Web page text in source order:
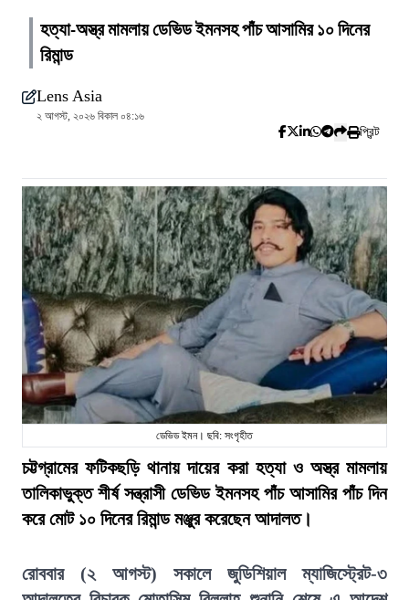
হত্যা-অস্ত্র মামলায় ডেভিড ইমনসহ পাঁচ আসামির ১০ দিনের
রিমান্ড
Lens Asia
২ আগস্ট, ২০২৬ বিকাল ০৪:১৬
প্রিন্ট
ডেভিড ইমন। ছবি: সংগৃহীত
চট্টগ্রামের ফটিকছড়ি থানায় দায়ের করা হত্যা ও অস্ত্র মামলায়
তালিকাভুক্ত শীর্ষ সন্ত্রাসী ডেভিড ইমনসহ পাঁচ আসামির পাঁচ দিন
করে মোট ১০ দিনের রিমান্ড মঞ্জুর করেছেন আদালত।
রোববার (২ আগস্ট) সকালে জুডিশিয়াল ম্যাজিস্ট্রেট-৩